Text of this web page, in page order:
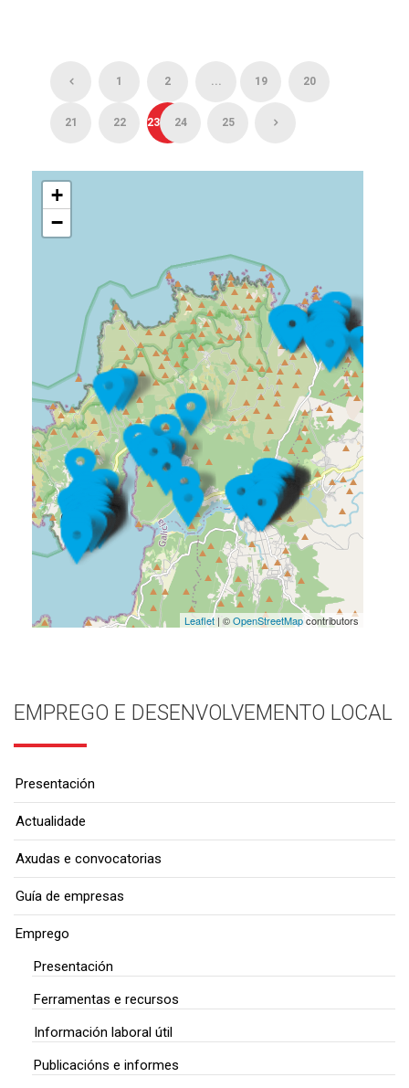
1 2 ... 19 20
21 22 23 24 25
+
−
Leaflet| ©OpenStreetMapcontributors
EMPREGO E DESENVOLVEMENTO LOCAL
Presentación
Actualidade
Axudas e convocatorias
Guía de empresas
Emprego
Presentación
Ferramentas e recursos
Información laboral útil
Publicacións e informes